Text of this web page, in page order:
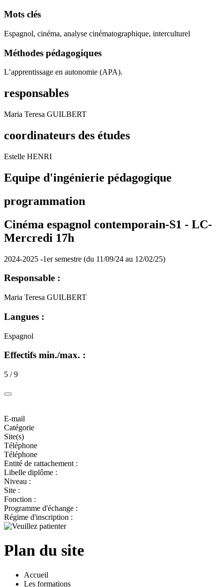
Mots clés
Espagnol, cinéma, analyse cinématographique, interculturel
Méthodes pédagogiques
L’apprentissage en autonomie (APA).
responsables
Maria Teresa GUILBERT
coordinateurs des études
Estelle HENRI
Equipe d'ingénierie pédagogique
programmation
Cinéma espagnol contemporain-S1 - LC-
Mercredi 17h
2024-2025 -1er semestre (du 11/09/24 au 12/02/25)
Responsable :
Maria Teresa GUILBERT
Langues :
Espagnol
Effectifs min./max. :
5 / 9
E-mail
Catégorie
Site(s)
Téléphone
Téléphone
Entité de rattachement :
Libelle diplôme :
Niveau :
Site :
Fonction :
Programme d'échange :
Régime d'inscription :
Plan du site
Accueil
Les formations